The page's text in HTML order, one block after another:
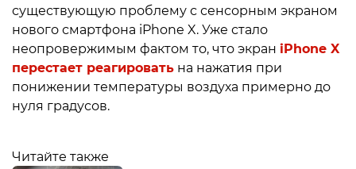
существующую проблему с сенсорным экраном
нового смартфона iPhone X. Уже стало
неопровержимым фактом то, что экран iPhone X
перестает реагировать на нажатия при
понижении температуры воздуха примерно до
нуля градусов.
Читайте также